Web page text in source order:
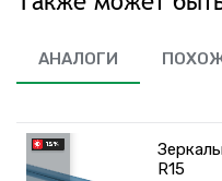
АНАЛОГИ
R15